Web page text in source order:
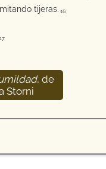
tijeras. 16
17
, de
Storni